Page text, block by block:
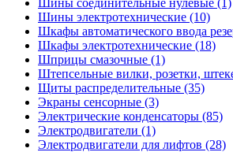
Шины электротехнические (10)
Шкафы автоматического ввода
Шкафы электротехнические (18)
Шприцы смазочные (1)
Штепсельные вилки, розетки,
Щиты распределительные (35)
Экраны сенсорные (3)
Электрические конденсаторы (85)
Электродвигатели (1)
Электродвигатели для лифтов (28)